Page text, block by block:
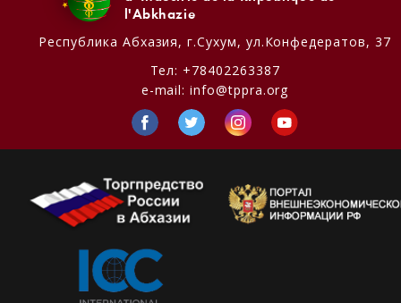
l'Abkhazie
Республика Абхазия, г.Сухум, ул.Конфедератов, 37
Тел: +78402263387
e-mail:info@tppra.org